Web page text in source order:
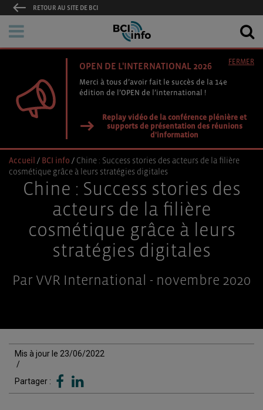
RETOUR AU SITE DE BCI
OPEN DE L'INTERNATIONAL 2026
Merci à tous d’avoir fait le succès de la 14e
édition de l’OPEN de l’international !
Replay vidéo de la conférence plénière et
supports de présentation des réunions
d'information
FERMER
Accueil / BCI info / Chine : Success stories des acteurs de la filière
cosmétique grâce à leurs stratégies digitales
Chine : Success stories des
acteurs de la filière
cosmétique grâce à leurs
stratégies digitales
Par VVR International - novembre 2020
Mis à jour le 23/06/2022
/
Partager :